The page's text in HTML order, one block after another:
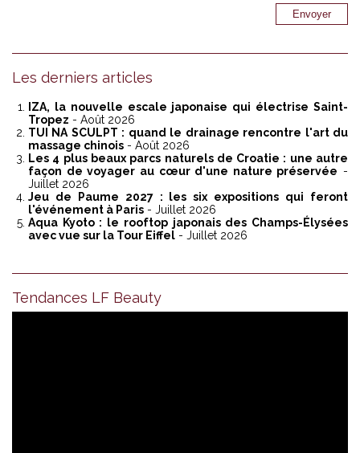
Les derniers articles
IZA, la nouvelle escale japonaise qui électrise Saint-
Tropez - Août 2026
TUI NA SCULPT : quand le drainage rencontre l'art du
massage chinois - Août 2026
Les 4 plus beaux parcs naturels de Croatie : une autre
façon de voyager au cœur d'une nature préservée -
Juillet 2026
Jeu de Paume 2027 : les six expositions qui feront
l'événement à Paris - Juillet 2026
Aqua Kyoto : le rooftop japonais des Champs-Élysées
avec vue sur la Tour Eiffel - Juillet 2026
Tendances LF Beauty